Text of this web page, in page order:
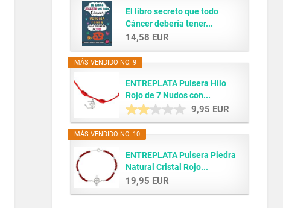
El libro secreto que todo
Cáncer debería tener...
14,58 EUR
MÁS VENDIDO NO. 9
ENTREPLATA Pulsera Hilo
Rojo de 7 Nudos con...
9,95 EUR
MÁS VENDIDO NO. 10
ENTREPLATA Pulsera Piedra
Natural Cristal Rojo...
19,95 EUR